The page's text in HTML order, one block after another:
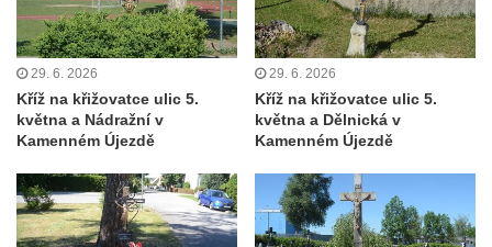
Kříž u rozcestí u domu čp. 53 v Maršovicích
Centrální kříž hřbitova v Krásné u Pěnčína
Boží muka v zámeckém parku Dolního
zámku v Teplicích nad Metují
Kříž na náměstí Aloise Jiráska v Teplicích
Kříž před kostelem Panny Marie Pomocné v
Teplicích nad Metují
29. 6. 2026
Kříž na křižovatce ulic 5.
května a Nádražní v
Kamenném Újezdě
29. 6. 2026
Kříž na křižovatce ulic 5.
května a Dělnická v
Kamenném Újezdě